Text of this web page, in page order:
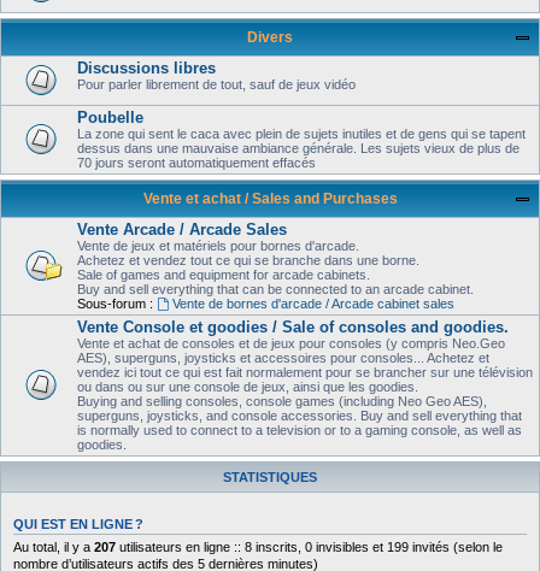
Divers
Discussions libres
Pour parler librement de tout, sauf de jeux vidéo
Poubelle
La zone qui sent le caca avec plein de sujets inutiles et de gens qui se tapent
dessus dans une mauvaise ambiance générale. Les sujets vieux de plus de
70 jours seront automatiquement effacés
Vente et achat / Sales and Purchases
Vente Arcade / Arcade Sales
Vente de jeux et matériels pour bornes d'arcade.
Achetez et vendez tout ce qui se branche dans une borne.
Sale of games and equipment for arcade cabinets.
Buy and sell everything that can be connected to an arcade cabinet.
Sous-forum :
Vente de bornes d'arcade / Arcade cabinet sales
Vente Console et goodies / Sale of consoles and goodies.
Vente et achat de consoles et de jeux pour consoles (y compris Neo.Geo
AES), superguns, joysticks et accessoires pour consoles... Achetez et
vendez ici tout ce qui est fait normalement pour se brancher sur une télévision
ou dans ou sur une console de jeux, ainsi que les goodies.
Buying and selling consoles, console games (including Neo Geo AES),
superguns, joysticks, and console accessories. Buy and sell everything that
is normally used to connect to a television or to a gaming console, as well as
goodies.
STATISTIQUES
QUI EST EN LIGNE ?
Au total, il y a 207 utilisateurs en ligne :: 8 inscrits, 0 invisibles et 199 invités (selon le
nombre d’utilisateurs actifs des 5 dernières minutes)